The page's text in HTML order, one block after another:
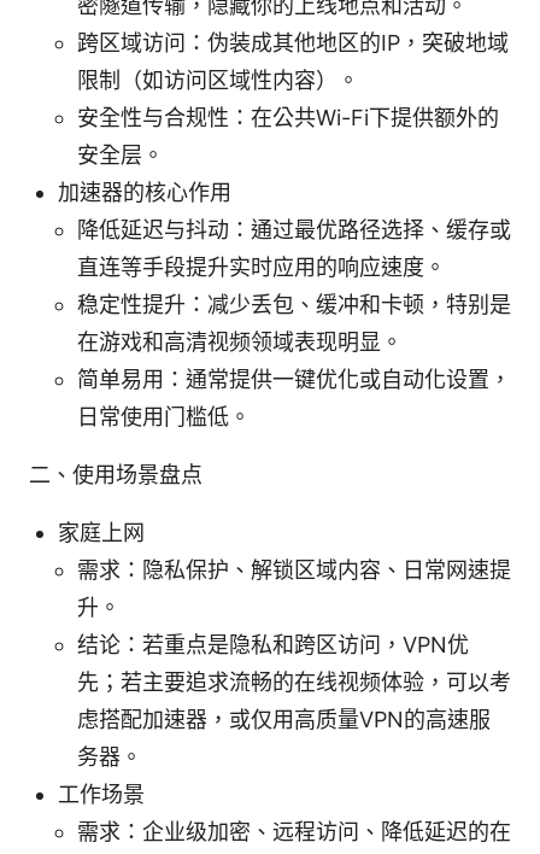
跨区域访问：伪装成其他地区的IP，突破地域
限制（如访问区域性内容）。
安全性与合规性：在公共Wi-Fi下提供额外的
安全层。
加速器的核心作用
降低延迟与抖动：通过最优路径选择、缓存或
直连等手段提升实时应用的响应速度。
稳定性提升：减少丢包、缓冲和卡顿，特别是
在游戏和高清视频领域表现明显。
简单易用：通常提供一键优化或自动化设置，
日常使用门槛低。
二、使用场景盘点
家庭上网
需求：隐私保护、解锁区域内容、日常网速提
升。
结论：若重点是隐私和跨区访问，VPN优
先；若主要追求流畅的在线视频体验，可以考
虑搭配加速器，或仅用高质量VPN的高速服
务器。
工作场景
需求：企业级加密、远程访问、降低延迟的在